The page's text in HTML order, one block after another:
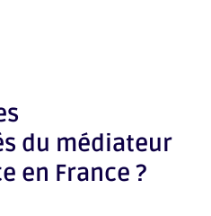
WhatsApp
du médiateur
en France ?